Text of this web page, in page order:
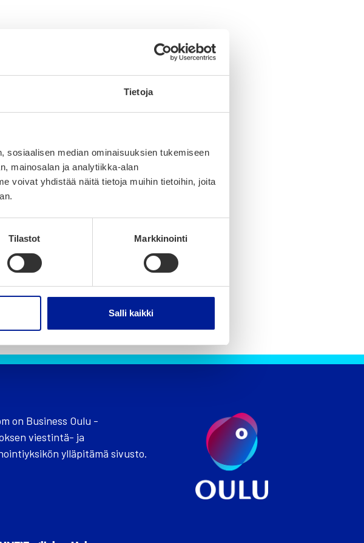
Tietoja
sosiaalisen median ominaisuuksien tukemiseen
mainosalan ja analytiikka-alan
voivat yhdistää näitä tietoja muihin tietoihin, joita
Tilastot Markkinointi
Salli kaikki
on Business Oulu -
viestintä- ja
ylläpitämä sivusto.